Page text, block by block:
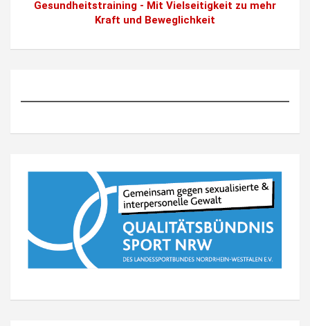
Gesundheitstraining - Mit Vielseitigkeit zu mehr
Kraft und Beweglichkeit